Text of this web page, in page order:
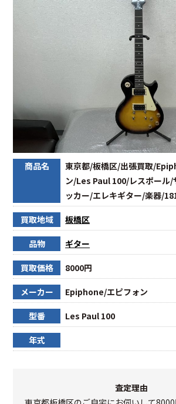
商品名
東京都/板橋区/出張買取/
ン/Les Paul 100/レスポール/
ッカー/エレキギター/楽器/
買取地域 板橋区
品物 ギター
買取価格 8000円
メーカー Epiphone/エピフォン
型番 Les Paul 100
年式
査定理由